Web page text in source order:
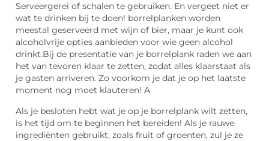
Serveergerei of schalen te gebruiken. En vergeet niet er
wat te drinken bij te doen! borrelplanken worden
meestal geserveerd met wijn of bier, maar je kunt ook
alcoholvrije opties aanbieden voor wie geen alcohol
drinkt.Bij de presentatie van je borrelplank raden we aan
het van tevoren klaar te zetten, zodat alles klaarstaat als
je gasten arriveren. Zo voorkom je dat je op het laatste
moment nog moet klauteren! A
Als je besloten hebt wat je op je borrelplank wilt zetten,
is het tijd om te beginnen het bereiden! Als je rauwe
ingrediënten gebruikt, zoals fruit of groenten, zul je ze